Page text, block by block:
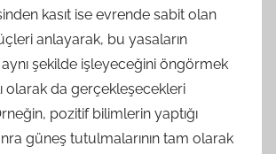
kasıt ise evrende sabit olan
anlayarak, bu yasaların
şekilde işleyeceğini öngörmek
olarak da gerçekleşecekleri
pozitif bilimlerin yaptığı
güneş tutulmalarının tam olarak